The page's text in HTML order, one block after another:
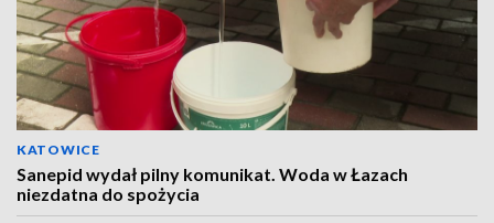
KATOWICE
Sanepid wydał pilny komunikat. Woda w Łazach
niezdatna do spożycia